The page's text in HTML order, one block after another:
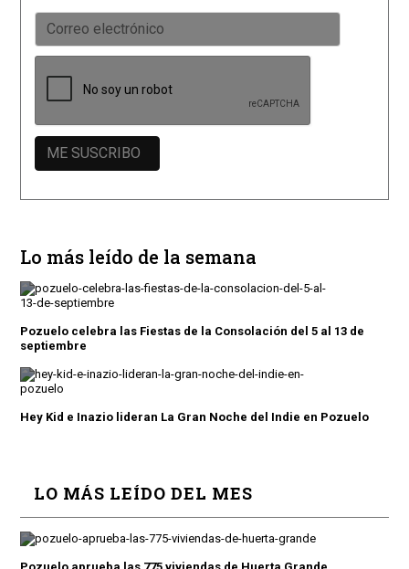
Lo más leído de la semana
Pozuelo celebra las Fiestas de la Consolación del 5 al 13 de
septiembre
Hey Kid e Inazio lideran La Gran Noche del Indie en Pozuelo
LO MÁS LEÍDO DEL MES